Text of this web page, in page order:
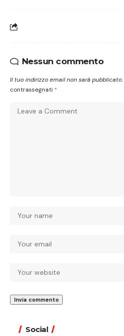
Nessun commento
Il tuo indirizzo email non sarà pubblicato.
contrassegnati *
Social